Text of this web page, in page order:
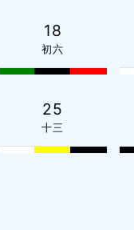
18
初六
25
十三